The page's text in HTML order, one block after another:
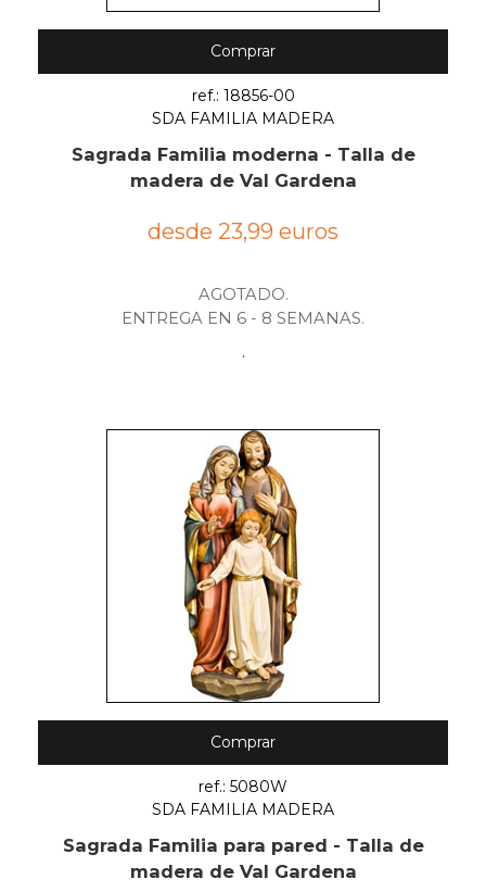
Comprar
ref.: 18856-00
SDA FAMILIA MADERA
Sagrada Familia moderna - Talla de
madera de Val Gardena
desde 23,99 euros
AGOTADO.
ENTREGA EN 6 - 8 SEMANAS.
.
Comprar
ref.: 5080W
SDA FAMILIA MADERA
Sagrada Familia para pared - Talla de
madera de Val Gardena